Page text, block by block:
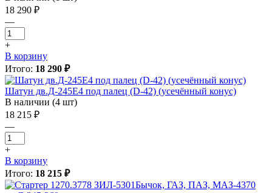
18 290 ₽
—
+
В корзину
Итого: 18 290 ₽
Шатун дв.Д-245Е4 под палец (D-42) (усечённый конус)
В наличии (4 шт)
18 215 ₽
—
+
В корзину
Итого: 18 215 ₽